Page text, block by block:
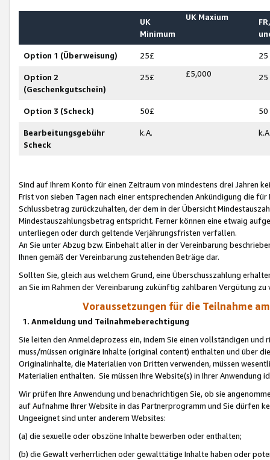
UK
Minimum
UK Maxium
Option 1 (Überweisung) 25£ 25
Option 2
(Geschenkgutschein)
25£ £5,000 25
Option 3 (Scheck) 50£ 50
Bearbeitungsgebühr
Scheck
k.A.
Sind auf Ihrem Konto für einen Zeitraum von mindestens drei Jahren
Frist von sieben Tagen nach einer entsprechenden Ankündigung die
Schlussbetrag zurückzuhalten, der dem in der Übersicht
Mindestauszahlungsbetrag entspricht. Ferner können eine etwaig
unterliegen oder durch geltende Verjährungsfristen verfallen.
An Sie unter Abzug bzw. Einbehalt aller in der Vereinbarung
Ihnen gemäß der Vereinbarung zustehenden Beträge dar.
Sollten Sie, gleich aus welchem Grund, eine Überschusszahlung
an Sie im Rahmen der Vereinbarung zukünftig zahlbaren Vergütung zu
Voraussetzungen für die Teilnahme
1. Anmeldung und Teilnahmeberechtigung
Sie leiten den Anmeldeprozess ein, indem Sie einen vollständigen
muss/müssen originäre Inhalte (original content) enthalten und über
Originalinhalte, die Materialien von Dritten verwenden, müssen
Materialien enthalten. Sie müssen Ihre Website(s) in Ihrer Anwendung
Wir prüfen Ihre Anwendung und benachrichtigen Sie, ob sie
auf Aufnahme Ihrer Website in das Partnerprogramm und Sie dürfen
Ungeeignet sind unter anderem Websites:
(a) die sexuelle oder obszöne Inhalte bewerben oder enthalten;
(b) die Gewalt verherrlichen oder gewalttätige Inhalte haben oder